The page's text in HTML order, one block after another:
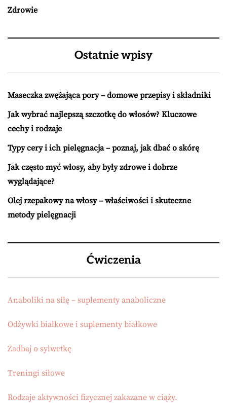
Zdrowie
Ostatnie wpisy
Maseczka zwężająca pory – domowe przepisy i składniki
Jak wybrać najlepszą szczotkę do włosów? Kluczowe
cechy i rodzaje
Typy cery i ich pielęgnacja – poznaj, jak dbać o skórę
Jak często myć włosy, aby były zdrowe i dobrze
wyglądające?
Olej rzepakowy na włosy – właściwości i skuteczne
metody pielęgnacji
Ćwiczenia
Anaboliki na siłę – suplementy anaboliczne
Odżywki białkowe i suplementy białkowe
Zadbaj o sylwetkę
Treningi siłowe
Rodzaje aktywności fizycznej zakazane w ciąży.